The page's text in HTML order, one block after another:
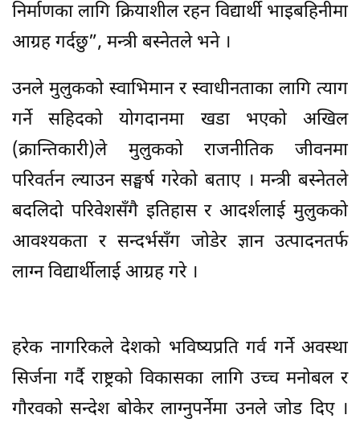
निर्माणका लागि क्रियाशील रहन विद्यार्थी भाइबहिनीमा
आग्रह गर्दछु”, मन्त्री बस्नेतले भने ।
उनले मुलुकको स्वाभिमान र स्वाधीनताका लागि त्याग
गर्ने सहिदको योगदानमा खडा भएको अखिल
(क्रान्तिकारी)ले मुलुकको राजनीतिक जीवनमा
परिवर्तन ल्याउन सङ्घर्ष गरेको बताए । मन्त्री बस्नेतले
बदलिदो परिवेशसँगै इतिहास र आदर्शलाई मुलुकको
आवश्यकता र सन्दर्भसँग जोडेर ज्ञान उत्पादनतर्फ
लाग्न विद्यार्थीलाई आग्रह गरे ।
हरेक नागरिकले देशको भविष्यप्रति गर्व गर्ने अवस्था
सिर्जना गर्दै राष्ट्रको विकासका लागि उच्च मनोबल र
गौरवको सन्देश बोकेर लाग्नुपर्नेमा उनले जोड दिए ।